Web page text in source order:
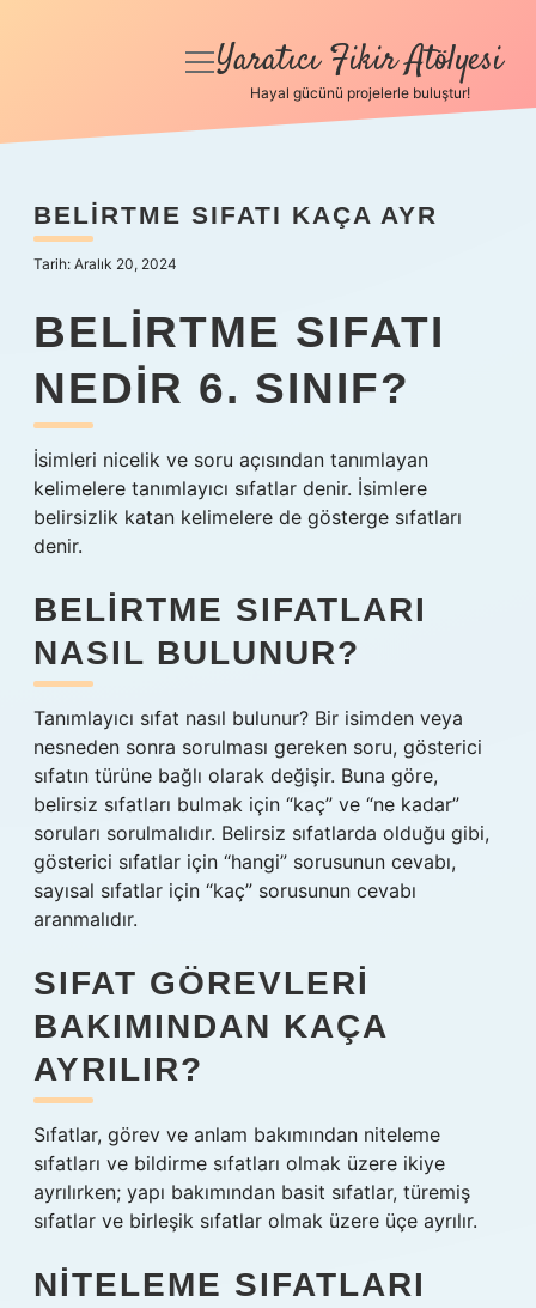
Anasayfa
Yasal Uyarı
menüyü
Yaratıcı Fikir Atölyesi
Hayal gücünü projelerle buluştur!
BELIRTME SIFATI KAÇA AYR
Tarih: Aralık 20, 2024
BELIRTME SIFATI
NEDIR 6. SINIF?
İsimleri nicelik ve soru açısından tanımlayan
kelimelere tanımlayıcı sıfatlar denir. İsimlere
belirsizlik katan kelimelere de gösterge sıfatları
denir.
BELIRTME SIFATLARI
NASIL BULUNUR?
Tanımlayıcı sıfat nasıl bulunur? Bir isimden veya
nesneden sonra sorulması gereken soru, gösterici
sıfatın türüne bağlı olarak değişir. Buna göre,
belirsiz sıfatları bulmak için “kaç” ve “ne kadar”
soruları sorulmalıdır. Belirsiz sıfatlarda olduğu gibi,
gösterici sıfatlar için “hangi” sorusunun cevabı,
sayısal sıfatlar için “kaç” sorusunun cevabı
aranmalıdır.
SIFAT GÖREVLERI
BAKIMINDAN KAÇA
AYRILIR?
Sıfatlar, görev ve anlam bakımından niteleme
sıfatları ve bildirme sıfatları olmak üzere ikiye
ayrılırken; yapı bakımından basit sıfatlar, türemiş
sıfatlar ve birleşik sıfatlar olmak üzere üçe ayrılır.
NITELEME SIFATLARI